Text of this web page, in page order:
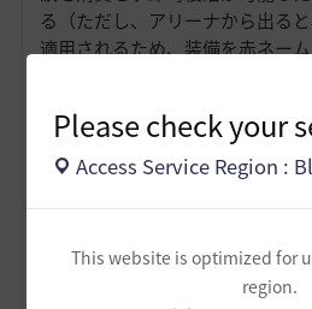
Please check your
Access Service Region :
This website is optimized for
region.
る（ただし、アリーナから出る
適用されるため、装備を赤ネー
え、売却可能な戦利品も多く、
有効。
詳細は公式ガイドを参照（
● 不滅の奈落の参加
戦うPvEコンテンツ。
不滅の証を獲得でき、集めるこ